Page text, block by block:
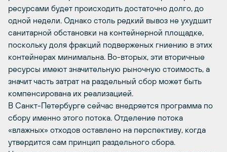
ресурсами будет происходить достаточно долго, до
одной недели. Однако столь редкий вывоз не ухудшит
санитарной обстановки на контейнерной площадке,
поскольку доля фракций подверженых гниению в этих
контейнерах минимальна. Во-вторых, эти вторичные
ресурсы имеют значительную рыночную стоимость, а
значит часть затрат на раздельный сбор может быть
компенсирована их реализацией.
В Санкт-Петербурге сейчас внедряется программа по
сбору именно этого потока. Отделение потока
«влажных» отходов оставлено на перспективу, когда
утвердится сам принцип раздельного сбора.